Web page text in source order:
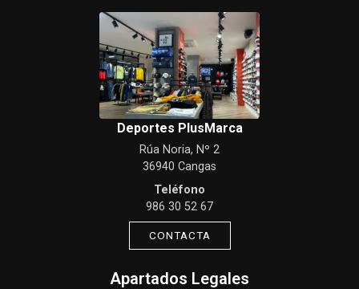
Deportes PlusMarca
Rúa Noria, Nº 2
36940 Cangas
Teléfono
986 30 52 67
CONTACTA
Apartados Legales